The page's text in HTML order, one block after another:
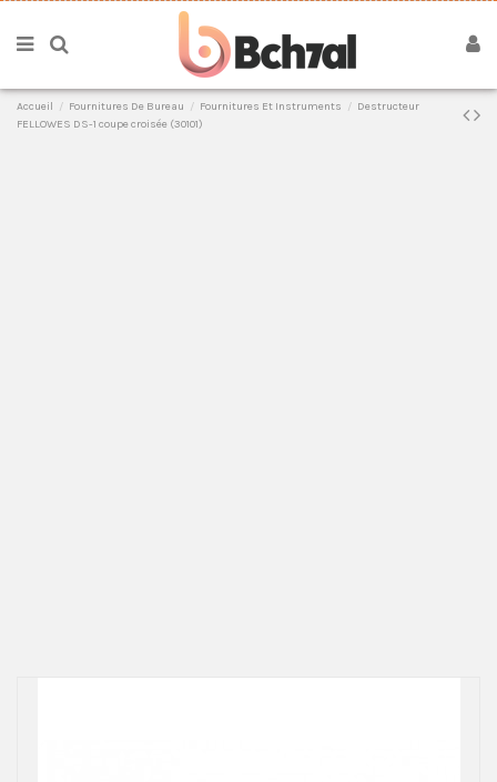
Accueil Fournitures De Bureau Fournitures Et Instruments
Destructeur
FELLOWES DS-1 coupe croisée (30101)